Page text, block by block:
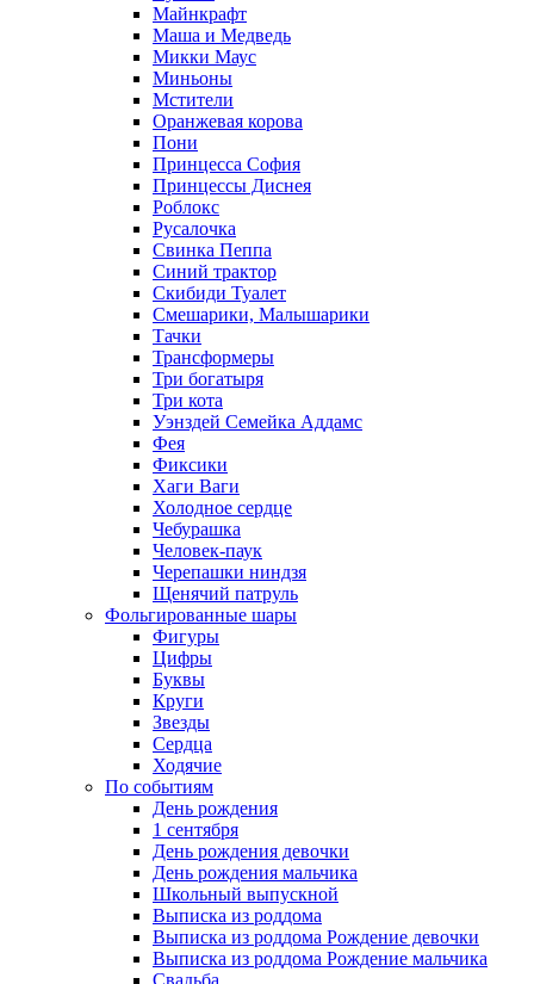
Майнкрафт
Маша и Медведь
Микки Маус
Миньоны
Мстители
Оранжевая корова
Пони
Принцесса София
Принцессы Диснея
Роблокс
Русалочка
Свинка Пеппа
Синий трактор
Скибиди Туалет
Смешарики, Малышарики
Тачки
Трансформеры
Три богатыря
Три кота
Уэнздей Семейка Аддамс
Фея
Фиксики
Хаги Ваги
Холодное сердце
Чебурашка
Человек-паук
Черепашки ниндзя
Щенячий патруль
Фольгированные шары
Фигуры
Цифры
Буквы
Круги
Звезды
Сердца
Ходячие
По событиям
День рождения
1 сентября
День рождения девочки
День рождения мальчика
Школьный выпускной
Выписка из роддома
Выписка из роддома Рождение девочки
Выписка из роддома Рождение мальчика
Свадьба